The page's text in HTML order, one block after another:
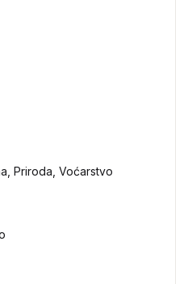
Priroda, Voćarstvo